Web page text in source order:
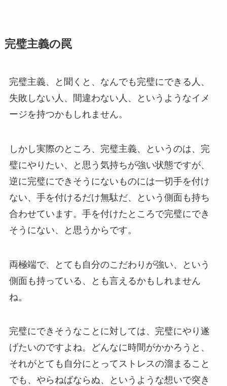
完璧主義の罠
完璧主義、と聞くと、なんでも完璧にできる人、
失敗しない人、間違わない人、というようなイメ
ージを持つかもしれません。
しかし実際のところ、完璧主義、というのは、完
璧にやりたい、と思う気持ちが強い状態ですが、
逆に完璧にできそうにないものには一切手を付け
ない、手を付けるだけ無駄だ、という側面も持ち
合わせています。手を付けたところで完璧にでき
そうにない、と思うからです。
両極端で、とても自分のこだわりが強い、という
側面も持っている、とも言えるかもしれません
ね。
完璧にできそうなことに対しては、完璧にやり遂
げたいのですよね。どんなに時間がかかろうと、
それがとても自分にとってストレスの溜まること
でも、やらねばならぬ、というような想いで突き